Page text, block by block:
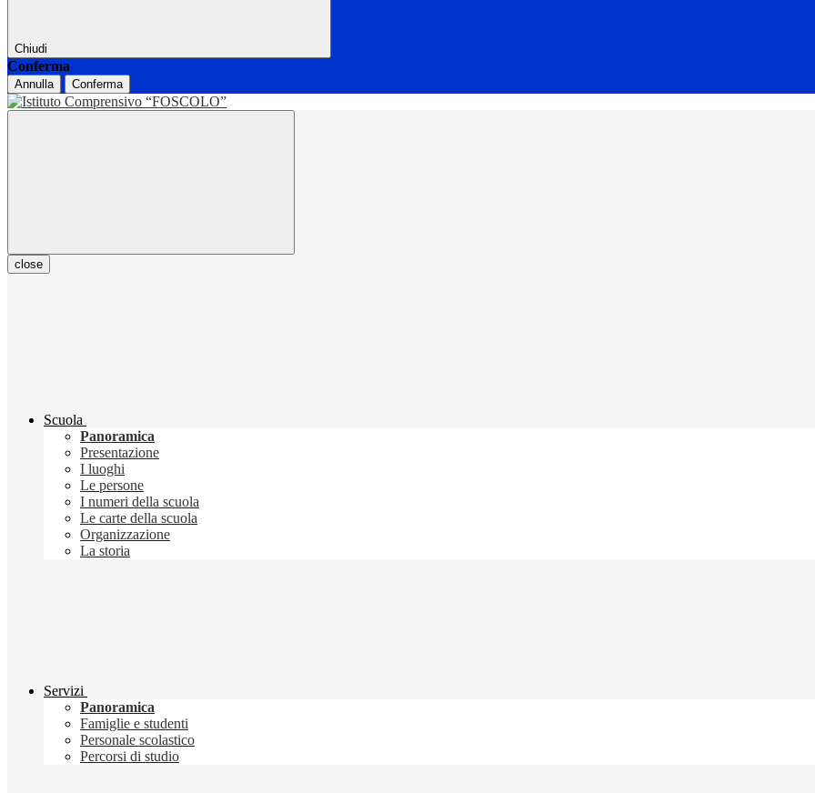
Chiudi
Conferma
Annulla Conferma
close
Scuola
Panoramica
Presentazione
I luoghi
Le persone
I numeri della scuola
Le carte della scuola
Organizzazione
La storia
Servizi
Panoramica
Famiglie e studenti
Personale scolastico
Percorsi di studio